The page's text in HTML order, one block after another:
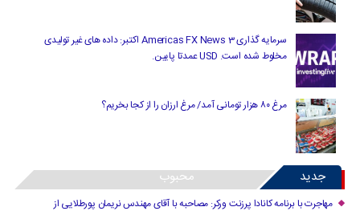
سرمایه گذاری Americas FX News 3 اکتبر: داده های غیر تولیدی
مخلوط شده است. USD عمدتا پایین.
مرغ ۸۰ هزار تومانی آمد/ مرغ ارزان را از کجا بخریم؟
جدید محبوب
مهاجرت با برنامه کانادا پرزنت ورکر: مصاحبه با آقای مهندس نریمان پورطلایی از